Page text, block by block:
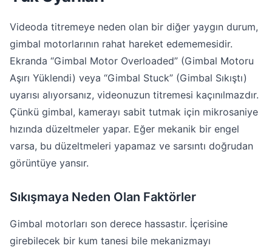
Videoda titremeye neden olan bir diğer yaygın durum,
gimbal motorlarının rahat hareket edememesidir.
Ekranda “Gimbal Motor Overloaded” (Gimbal Motoru
Aşırı Yüklendi) veya “Gimbal Stuck” (Gimbal Sıkıştı)
uyarısı alıyorsanız, videonuzun titremesi kaçınılmazdır.
Çünkü gimbal, kamerayı sabit tutmak için mikrosaniye
hızında düzeltmeler yapar. Eğer mekanik bir engel
varsa, bu düzeltmeleri yapamaz ve sarsıntı doğrudan
görüntüye yansır.
Sıkışmaya Neden Olan Faktörler
Gimbal motorları son derece hassastır. İçerisine
girebilecek bir kum tanesi bile mekanizmayı